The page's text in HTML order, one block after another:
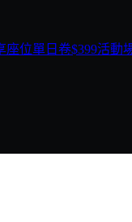
座位單日卷$399活動